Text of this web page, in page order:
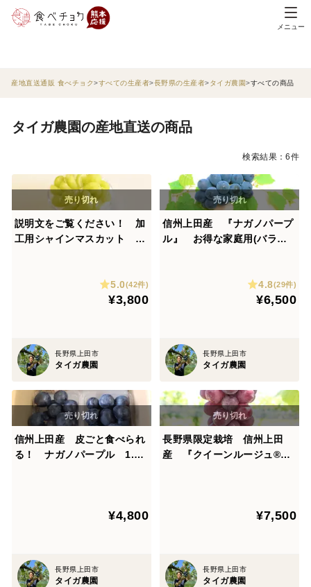
メニュー
産地直送通販 食べチョク すべての生産者 長野県の生産者 タイガ農園 すべての商品
タイガ農園の産地直送の商品
検索結果：6件
説明文をご覧ください！ 加
工用シャインマスカット 1.
5.0(42件)
¥3,800
長野県上田市
タイガ農園
信州上田産 『ナガノパープ
ル』 お得な家庭用(バラ
4.8(29件)
¥6,500
長野県上田市
タイガ農園
信州上田産 皮ごと食べられ
る！ ナガノパープル 1.2
¥4,800
長野県上田市
タイガ農園
長野県限定栽培 信州上田
産 『クイーンルージュ®』
¥7,500
長野県上田市
タイガ農園